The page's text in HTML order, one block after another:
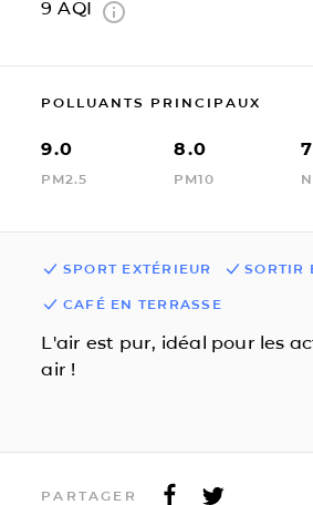
9 AQI
POLLUANTS PRINCIPAUX
9.0
PM2.5
8.0
PM10
SPORT EXTÉRIEUR SORTIR
CAFÉ EN TERRASSE
L'air est pur, idéal pour les
air !
PARTAGER